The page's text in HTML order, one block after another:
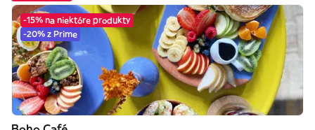
-15% na niektóre produkty
-20% z Prime